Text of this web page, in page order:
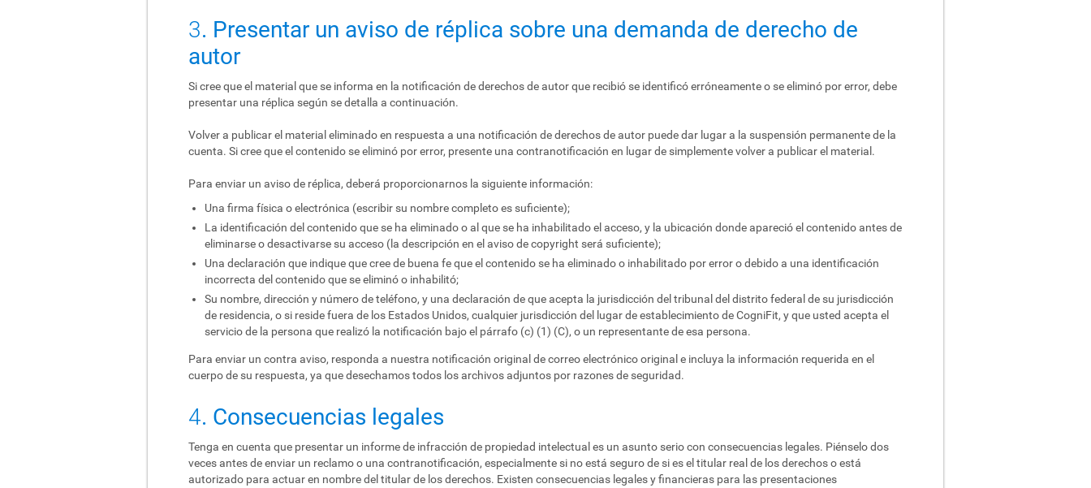
3. Presentar un aviso de réplica sobre una demanda de derecho de
autor
Si cree que el material que se informa en la notificación de derechos de autor que recibió se identificó erróneamente o se eliminó por error, debe
presentar una réplica según se detalla a continuación.
Volver a publicar el material eliminado en respuesta a una notificación de derechos de autor puede dar lugar a la suspensión permanente de la
cuenta. Si cree que el contenido se eliminó por error, presente una contranotificación en lugar de simplemente volver a publicar el material.
Para enviar un aviso de réplica, deberá proporcionarnos la siguiente información:
Una firma física o electrónica (escribir su nombre completo es suficiente);
La identificación del contenido que se ha eliminado o al que se ha inhabilitado el acceso, y la ubicación donde apareció el contenido antes de
eliminarse o desactivarse su acceso (la descripción en el aviso de copyright será suficiente);
Una declaración que indique que cree de buena fe que el contenido se ha eliminado o inhabilitado por error o debido a una identificación
incorrecta del contenido que se eliminó o inhabilitó;
Su nombre, dirección y número de teléfono, y una declaración de que acepta la jurisdicción del tribunal del distrito federal de su jurisdicción
de residencia, o si reside fuera de los Estados Unidos, cualquier jurisdicción del lugar de establecimiento de CogniFit, y que usted acepta el
servicio de la persona que realizó la notificación bajo el párrafo (c) (1) (C), o un representante de esa persona.
Para enviar un contra aviso, responda a nuestra notificación original de correo electrónico original e incluya la información requerida en el
cuerpo de su respuesta, ya que desechamos todos los archivos adjuntos por razones de seguridad.
4. Consecuencias legales
Tenga en cuenta que presentar un informe de infracción de propiedad intelectual es un asunto serio con consecuencias legales. Piénselo dos
veces antes de enviar un reclamo o una contranotificación, especialmente si no está seguro de si es el titular real de los derechos o está
autorizado para actuar en nombre del titular de los derechos. Existen consecuencias legales y financieras para las presentaciones